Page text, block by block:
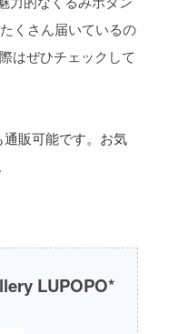
くさん届いているの
はぜひチェックして
販可能です。お気
LUPOPO*